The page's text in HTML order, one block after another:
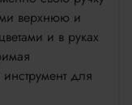
верхнюю и
и в руках
для